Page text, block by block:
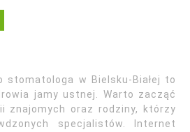
stomatologa w Bielsku-Białej to
jamy ustnej. Warto zacząć
znajomych oraz rodziny, którzy
specjalistów. Internet